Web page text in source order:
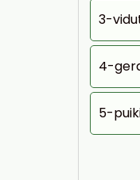
3-
4-
5-